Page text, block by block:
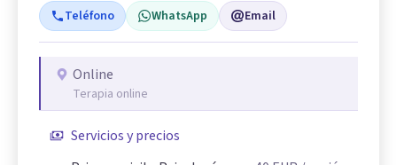
Teléfono WhatsApp Email
Online
Terapia online
Servicios y precios